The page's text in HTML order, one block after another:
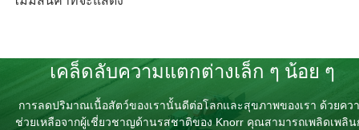
เคล็ดลับความแตกต่างเล็ก ๆ น้อย ๆ
การลดปริมาณเนื้อสัตว์ของเรานั้นดีต่อโลกและสุขภาพของเรา ด้วยคว
ช่วยเหลือจากผู้เชี่ยวชาญด้านรสชาติของ Knorr คุณสามารถเพลิดเพลิน